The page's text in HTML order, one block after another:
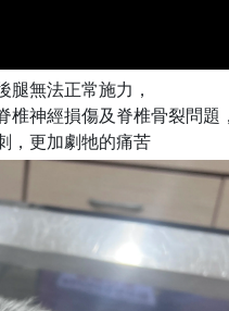
腿無法正常施力，
椎神經損傷及脊椎骨裂問題
，更加劇牠的痛苦